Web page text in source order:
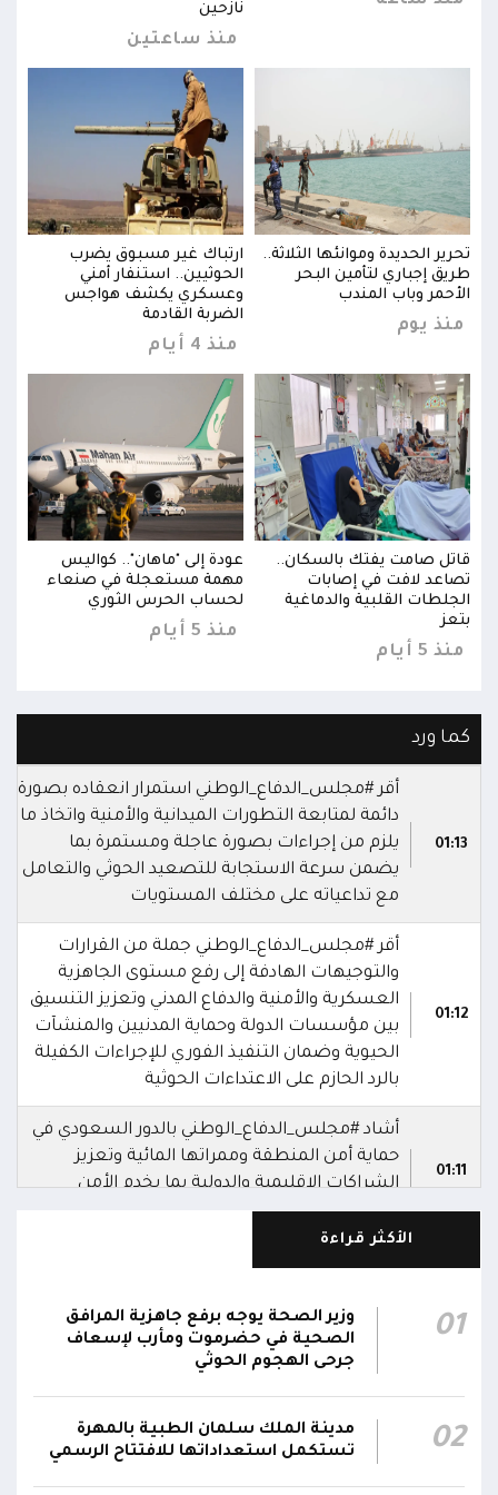
نازحين
منذ ساعتين
تحرير الحديدة وموانئها الثلاثة..
طريق إجباري لتأمين البحر
الأحمر وباب المندب
منذ يوم
ارتباك غير مسبوق يضرب
الحوثيين.. استنفار أمني
وعسكري يكشف هواجس
الضربة القادمة
منذ 4 أيام
قاتل صامت يفتك بالسكان..
تصاعد لافت في إصابات
الجلطات القلبية والدماغية
بتعز
منذ 5 أيام
عودة إلى "ماهان".. كواليس
مهمة مستعجلة في صنعاء
لحساب الحرس الثوري
منذ 5 أيام
كما ورد
01:13
أقر #مجلس_الدفاع_الوطني استمرار انعقاده بصورة
دائمة لمتابعة التطورات الميدانية والأمنية واتخاذ ما
يلزم من إجراءات بصورة عاجلة ومستمرة بما
يضمن سرعة الاستجابة للتصعيد الحوثي والتعامل
مع تداعياته على مختلف المستويات
01:12
أقر #مجلس_الدفاع_الوطني جملة من القرارات
والتوجيهات الهادفة إلى رفع مستوى الجاهزية
العسكرية والأمنية والدفاع المدني وتعزيز التنسيق
بين مؤسسات الدولة وحماية المدنيين والمنشآت
الحيوية وضمان التنفيذ الفوري للإجراءات الكفيلة
بالرد الحازم على الاعتداءات الحوثية
01:11
أشاد #مجلس_الدفاع_الوطني بالدور السعودي في
حماية أمن المنطقة وممراتها المائية وتعزيز
الشراكات الإقليمية والدولية بما يخدم الأمن
والاستقرار في المنطقة
01:10
وباكستان، مؤكدا انها خطوة استراتيجية لتعزيز
الأمن الجماعي والاستقرار الإقليمي والتعاون
الدفاعي
01:09
دعا #مجلس_الدفاع_الوطني القوى السياسية
والمكونات الوطنية ووسائل الإعلام إلى تعزيز
الأكثر قراءة
01
وزير الصحة يوجه برفع جاهزية المرافق
الصحية في حضرموت ومأرب لإسعاف
جرحى الهجوم الحوثي
02
مدينة الملك سلمان الطبية بالمهرة
تستكمل استعداداتها للافتتاح الرسمي